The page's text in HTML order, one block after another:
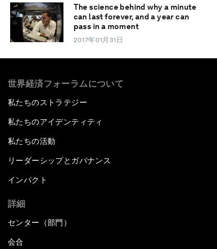
The science behind why a minute
can last forever, and a year can
pass in a moment
2017年01月31日
世界経済フォーラムについて
私たちのストラテジー
私たちのアイデンティティ
私たちの活動
リーダーシップとガバナンス
インパクト
詳細
センター（部門）
会合